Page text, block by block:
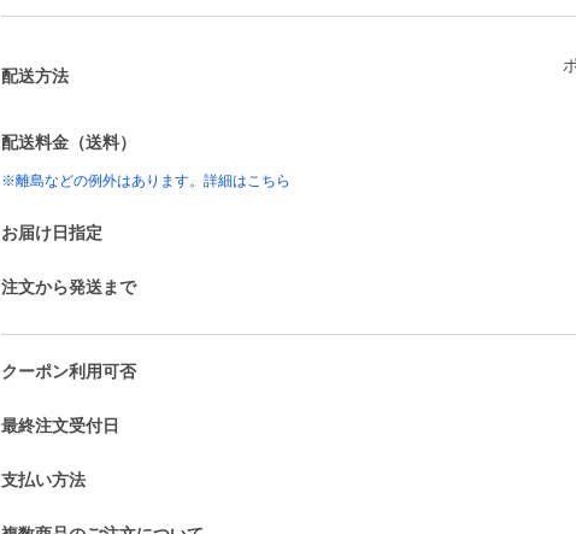
配送方法
配送料金（送料）
※離島などの例外はあります。詳細はこちら
お届け日指定
注文から発送まで
クーポン利用可否
最終注文受付日
支払い方法